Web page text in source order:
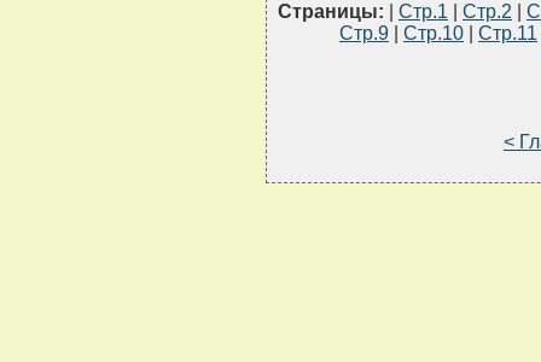
Страницы: Стр.1 Стр.2
Стр.9
Стр.10 Стр.11
<